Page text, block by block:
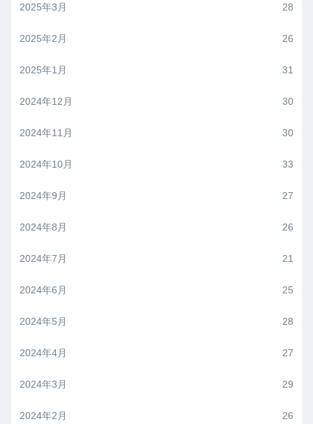
2025年3月 28
2025年2月 26
2025年1月 31
2024年12月 30
2024年11月 30
2024年10月 33
2024年9月 27
2024年8月 26
2024年7月 21
2024年6月 25
2024年5月 28
2024年4月 27
2024年3月 29
2024年2月 26